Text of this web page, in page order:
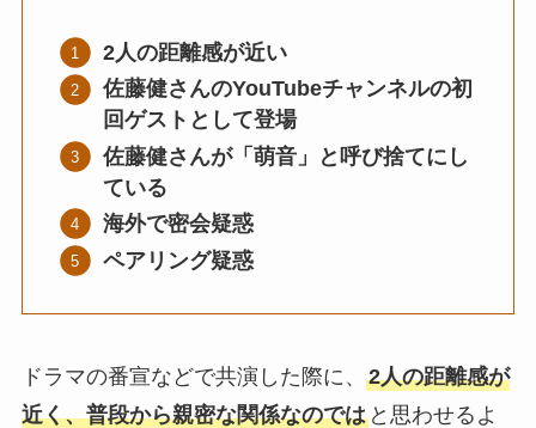
2人の距離感が近い
佐藤健さんのYouTubeチャンネルの初
回ゲストとして登場
佐藤健さんが「萌音」と呼び捨てにし
ている
海外で密会疑惑
ペアリング疑惑
ドラマの番宣などで共演した際に、 2人の距離感が
近く、普段から親密な関係なのではと思わせるよ